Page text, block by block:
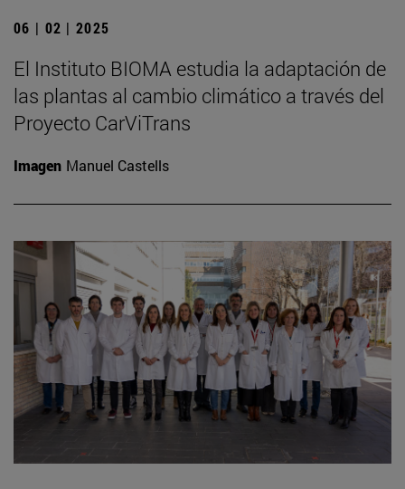
06 | 02 | 2025
El Instituto BIOMA estudia la adaptación de
las plantas al cambio climático a través del
Proyecto CarViTrans
Imagen Manuel Castells